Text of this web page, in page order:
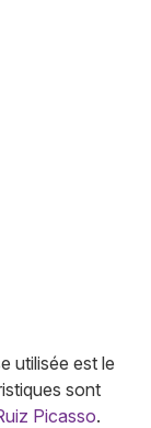
utilisée est le
sont
Picasso.